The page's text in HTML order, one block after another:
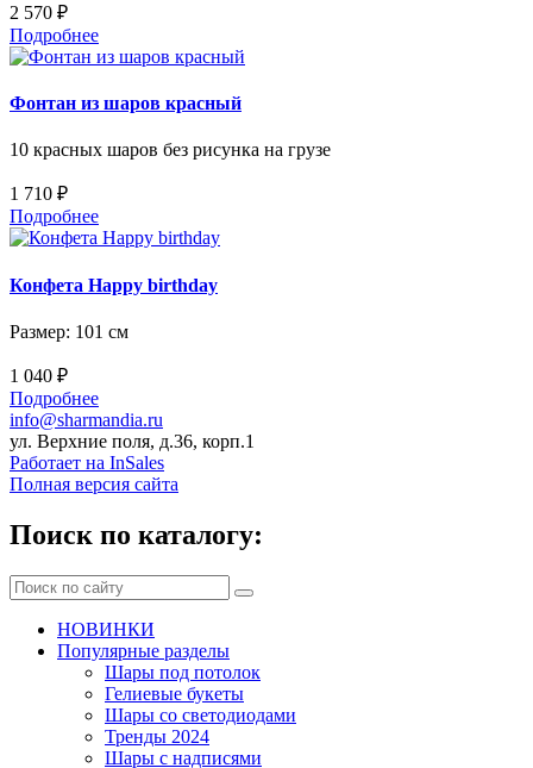
2 570 ₽
Подробнее
Фонтан из шаров красный
10 красных шаров без рисунка на грузе
1 710 ₽
Подробнее
Конфета Happy birthday
Размер: 101 см
1 040 ₽
Подробнее
info@sharmandia.ru
ул. Верхние поля, д.36, корп.1
Работает на InSales
Полная версия сайта
Поиск по каталогу:
НОВИНКИ
Популярные разделы
Шары под потолок
Гелиевые букеты
Шары со светодиодами
Тренды 2024
Шары с надписями